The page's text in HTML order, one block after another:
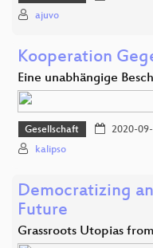
ajuvo
Kooperation
Eine unabhängige
Gesellschaft 2020-
kalipso
Democratizing
Future
Grassroots Utopias